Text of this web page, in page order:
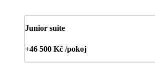
Junior suite
+46 500 Kč /pokoj